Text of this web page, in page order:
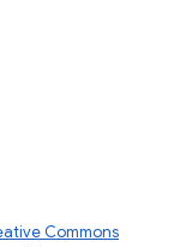
Commons